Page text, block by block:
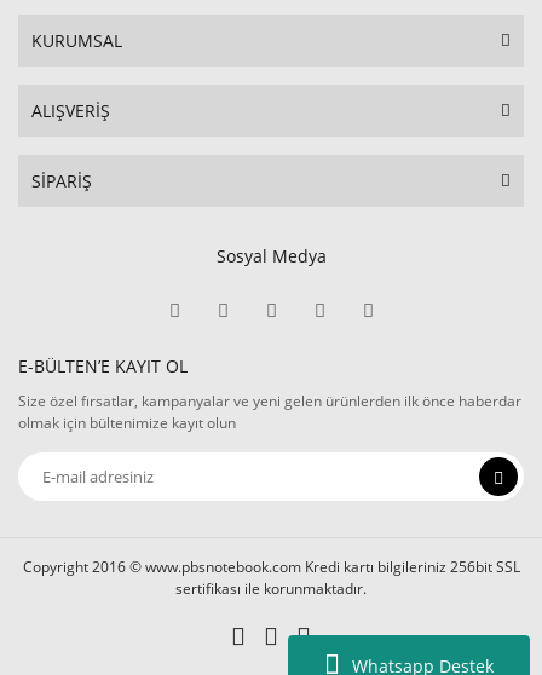
Whatsapp Destek
KURUMSAL
ALIŞVERİŞ
SİPARİŞ
Sosyal Medya
E-BÜLTEN’E KAYIT OL
Size özel fırsatlar, kampanyalar ve yeni gelen ürünlerden ilk önce haberdar
olmak için bültenimize kayıt olun
Copyright 2016 © www.pbsnotebook.com Kredi kartı bilgileriniz 256bit SSL
sertifikası ile korunmaktadır.